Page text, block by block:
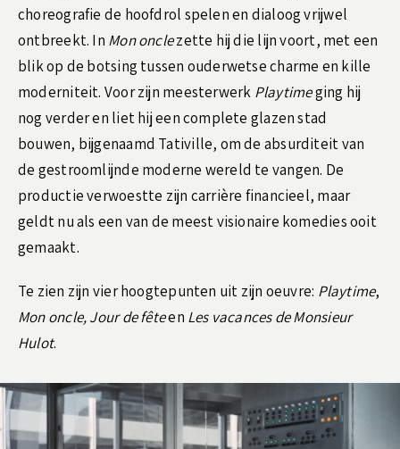
choreografie de hoofdrol spelen en dialoog vrijwel
ontbreekt. In Mon onclezette hij die lijn voort, met een
blik op de botsing tussen ouderwetse charme en kille
moderniteit. Voor zijn meesterwerk Playtimeging hij
nog verder en liet hij een complete glazen stad
bouwen, bijgenaamd Tativille, om de absurditeit van
de gestroomlijnde moderne wereld te vangen. De
productie verwoestte zijn carrière financieel, maar
geldt nu als een van de meest visionaire komedies ooit
gemaakt.
Te zien zijn vier hoogtepunten uit zijn oeuvre: Playtime,
Mon oncle, Jour de fêteen Les vacances de Monsieur
Hulot.